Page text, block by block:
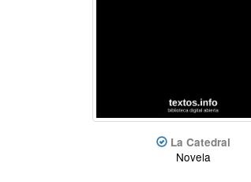
La Catedral
Novela